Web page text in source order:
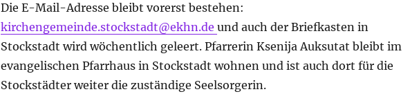
Die E-Mail-Adresse bleibt vorerst bestehen:
kirchengemeinde.stockstadt@ekhn.de und auch der Briefkasten in
Stockstadt wird wöchentlich geleert. Pfarrerin Ksenija Auksutat bleibt im
evangelischen Pfarrhaus in Stockstadt wohnen und ist auch dort für die
Stockstädter weiter die zuständige Seelsorgerin.